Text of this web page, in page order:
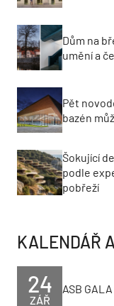
Dům na
umění a
Pět
bazén
Šokující
podle
pobřeží
KALENDÁŘ
ZÁŘ
24 ASB